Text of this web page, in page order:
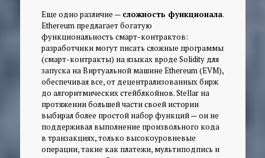
Еще одно различие — сложность функционала.
Ethereum предлагает богатую
функциональность смарт-контрактов:
разработчики могут писать сложные программы
(смарт-контракты) на языках вроде Solidity для
запуска на Виртуальной машине Ethereum (EVM),
обеспечивая все, от децентрализованных бирж
до алгоритмических стейблкойнов. Stellar на
протяжении большей части своей истории
выбирал более простой набор функций — он не
поддерживал выполнение произвольного кода
в транзакциях, только высокоуровневые
операции, такие как платежи, мультиподпись и